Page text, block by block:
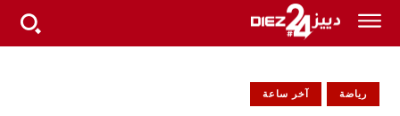
آخر ساعة رياضة